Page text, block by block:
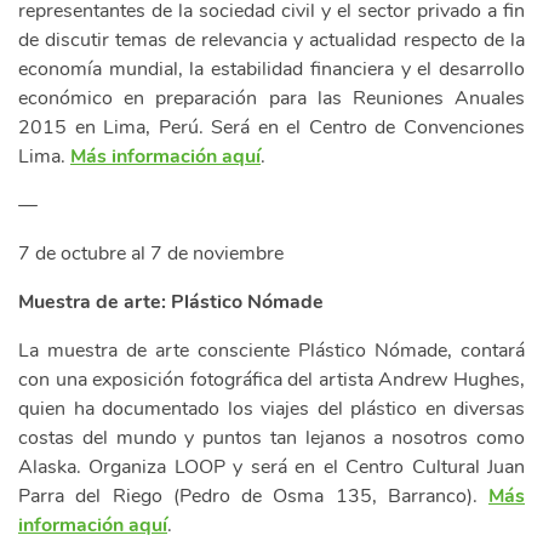
representantes de la sociedad civil y el sector privado a fin
de discutir temas de relevancia y actualidad respecto de la
economía mundial, la estabilidad financiera y el desarrollo
económico en preparación para las Reuniones Anuales
2015 en Lima, Perú. Será en el Centro de Convenciones
Lima. Más información aquí.
—
7 de octubre al 7 de noviembre
Muestra de arte: Plástico Nómade
La muestra de arte consciente Plástico Nómade, contará
con una exposición fotográfica del artista Andrew Hughes,
quien ha documentado los viajes del plástico en diversas
costas del mundo y puntos tan lejanos a nosotros como
Alaska. Organiza LOOP y será en el Centro Cultural Juan
Parra del Riego (Pedro de Osma 135, Barranco). Más
información aquí.